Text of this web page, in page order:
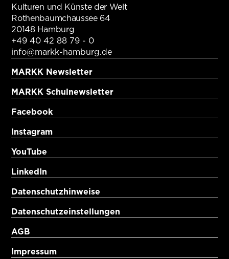
Kulturen und Künste der Welt
Rothenbaumchaussee 64
20148 Hamburg
+49 40 42 88 79 - 0
info@markk-hamburg.de
MARKK Newsletter
MARKK Schulnewsletter
Facebook
Instagram
YouTube
LinkedIn
Datenschutzhinweise
Datenschutzeinstellungen
AGB
Impressum